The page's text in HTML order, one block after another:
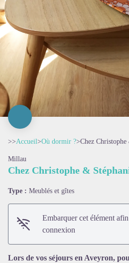
>>Accueil>Où dormir ?>Chez
Millau
Chez Christophe &
Type : Meublés et gîtes
Embarquer cet élément
connexion
Lors de vos séjours en Aveyron,